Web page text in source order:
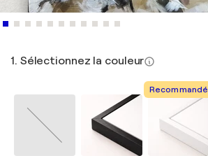
1. Sélectionnez la couleur
Recommandé